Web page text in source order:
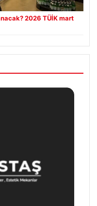
2026 TÜİK mart